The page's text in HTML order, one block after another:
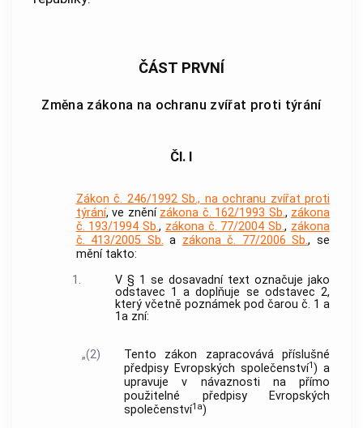
ČÁST PRVNÍ
Změna zákona na ochranu zvířat proti týrání
Čl. I
Zákon č. 246/1992 Sb., na ochranu zvířat proti
týrání, ve znění zákona č. 162/1993 Sb., zákona
č. 193/1994 Sb., zákona č. 77/2004 Sb., zákona
č. 413/2005 Sb. a zákona č. 77/2006 Sb., se
mění takto:
1.
V § 1 se dosavadní text označuje jako
odstavec 1 a doplňuje se odstavec 2,
který včetně poznámek pod čarou č. 1 a
1a zní:
„(2)
Tento zákon zapracovává příslušné
předpisy Evropských společenství1) a
upravuje v návaznosti na přímo
použitelné předpisy Evropských
společenství1a)